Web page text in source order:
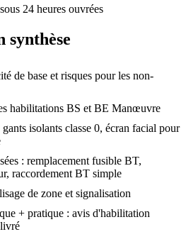
sous 24 heures ouvrées
synthèse
de base et risques pour les non-
habilitations BS et BE Manœuvre
isolants classe 0, écran facial pour
: remplacement fusible BT,
raccordement BT simple
de zone et signalisation
+ pratique : avis d'habilitation